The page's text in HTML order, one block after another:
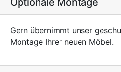
Optionale Montage
Gern übernimmt unser
Montage Ihrer neuen Möbel.